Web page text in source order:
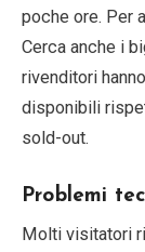
poche ore. Per
Cerca anche i
rivenditori
disponibili
sold-out.
Problemi
Molti visitatori